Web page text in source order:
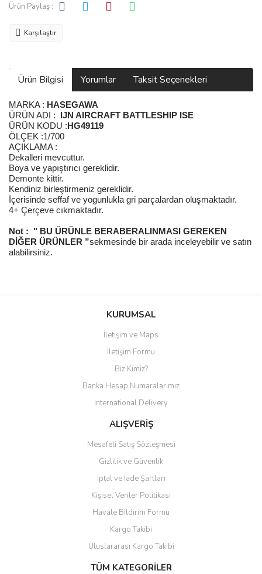
Ürün Paylaş :
Karşılaştır
Ürün Bilgisi Yorumlar Taksit Seçenekleri
MARKA : HASEGAWA
ÜRÜN ADI :
IJN AIRCRAFT BATTLESHIP ISE
ÜRÜN KODU : HG49119
ÖLÇEK :1/700
AÇIKLAMA :
Dekalleri mevcuttur.
Boya ve yapıştırıcı gereklidir.
Demonte kittir.
Kendiniz birleştirmeniz gereklidir.
İçerisinde seffaf ve yogunlukla gri parçalardan oluşmaktadır.
4+ Çerçeve cıkmaktadır.
Not :
" BU ÜRÜNLE BERABERALINMASI GEREKEN
DİĞER ÜRÜNLER ”sekmesinde bir arada inceleyebilir ve satın
alabilirsiniz.
Bu ürüne ilk yorumu siz yapın!
Yorum Yaz
KURUMSAL
İletişim ve Maps
İletişim Formu
Biz Kimiz?
Banka Hesap Numaralarımız
International Delivery
ALIŞVERİŞ
Mesafeli Satış Sözleşmesi
Gizlilik ve Güvenlik
İptal ve İade Şartları
Kişisel Veriler Politikası
Havale Bildirim Formu
Kargo Takibi
Uluslararası Kargo Takibi
TÜM KATEGORİLER